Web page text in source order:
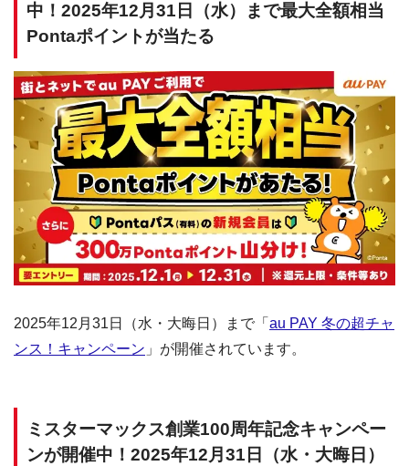
中！2025年12月31日（水）まで最大全額相当
Pontaポイントが当たる
2025年12月31日（水・大晦日）まで「 au PAY 冬の超チャ
ンス！キャンペーン 」が開催されています。
ミスターマックス創業100周年記念キャンペー
ンが開催中！2025年12月31日（水・大晦日）